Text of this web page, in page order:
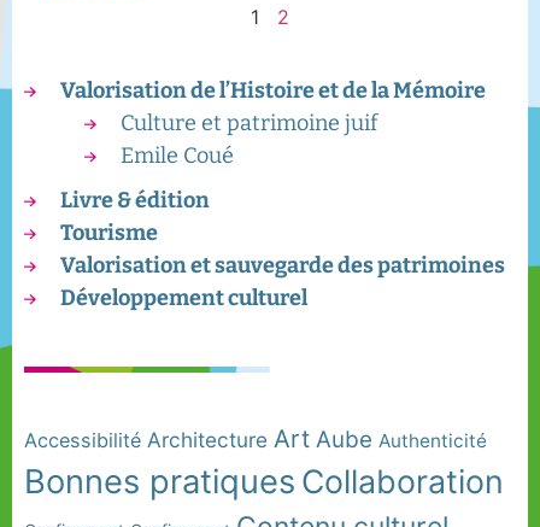
1 2
Valorisation de l’Histoire et de la Mémoire
Culture et patrimoine juif
Emile Coué
Livre & édition
Tourisme
Valorisation et sauvegarde des patrimoines
Développement culturel
Accessibilité Architecture Art Aube Authenticité
Bonnes pratiques Collaboration